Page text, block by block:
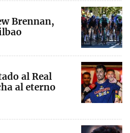
Brennan,
al Real
al eterno